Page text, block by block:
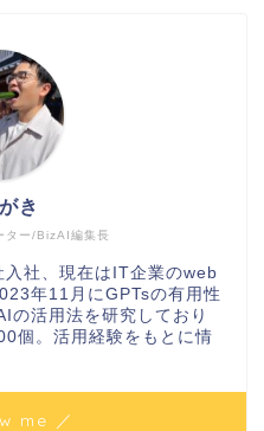
ター/BizAI編集長
き
入社、現在はIT企業のweb
年11月にGPTsの有用性
の活用法を研究しており
個。活用経験をもとに情
me ／